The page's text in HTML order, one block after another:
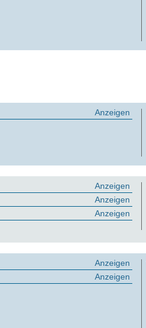
Anzeigen
Anzeigen
Anzeigen
Anzeigen
Anzeigen
Anzeigen